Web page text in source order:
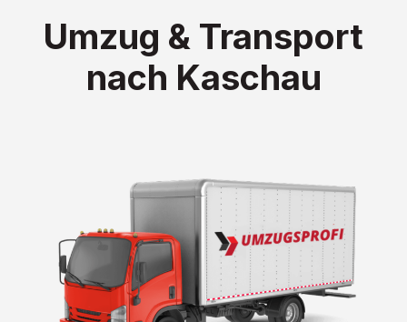
Umzug & Transport
nach Kaschau